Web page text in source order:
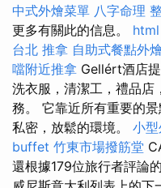
中式外燴菜單 八字命理
更多有關此的信息。 html
台北 推拿 自助式餐點外燴
噹附近推拿 Gellért酒店
洗衣服，清潔工，禮品店
務。 它靠近所有重要的
私密，放鬆的環境。 小
buffet 竹東市場撥筋堂
還根據179位旅行者評論